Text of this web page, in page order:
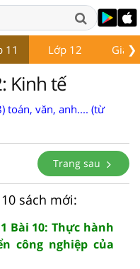
❯
11 Lớp 12 Giáo
Kinh tế
toán, văn, anh.... (từ
Trang sau
sách mới:
Bài 10: Thực hành
công nghiệp của